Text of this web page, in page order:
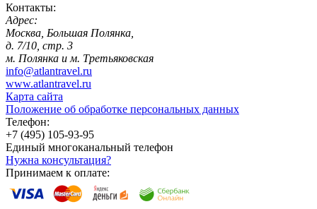
Контакты:
Адрес:
Москва, Большая Полянка,
д. 7/10, стр. 3
м. Полянка и м. Третьяковская
info@atlantravel.ru
www.atlantravel.ru
Карта сайта
Положение об обработке персональных данных
Телефон:
+7 (495) 105-93-95
Единый многоканальный телефон
Нужна консультация?
Принимаем к оплате: